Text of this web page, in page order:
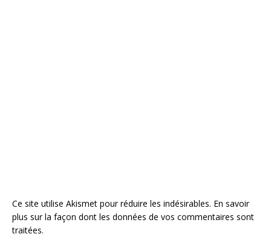
Ce site utilise Akismet pour réduire les indésirables. En savoir
plus sur la façon dont les données de vos commentaires sont
traitées.